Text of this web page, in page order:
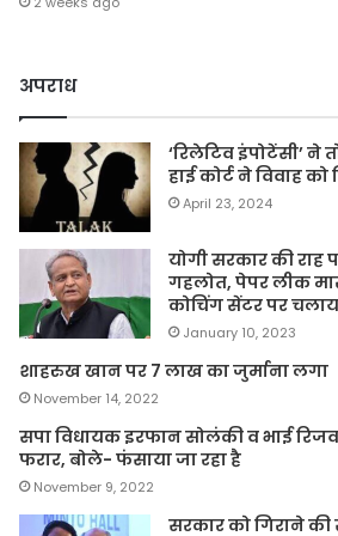
अपराध
‘रिलेटिव इंपोटेंसी’ ने
हाई कोर्ट ने विवाह
April 23, 2024
योगी सरकार की राह
गहलोत, पेपर लीक
कोचिंग सेंटर पर
January 10, 2023
शाहरुख खान पर 7 लाख का जुर्माना लगा
November 14, 2022
सपा विधायक इरफान सोलंकी व भाई
फरार, बोले- फंसाया जा रहा है
November 9, 2022
सरकार को गिराने की